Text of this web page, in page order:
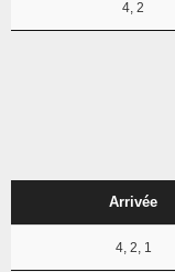
4, 2
Arrivée
4, 2, 1